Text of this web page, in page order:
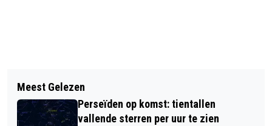
AEX OPENT FRACTIE LAGER
‘STARTER MOET FERM PUTTEN UIT
EIGEN MIDDELEN’
Meest Gelezen
Perseïden op komst: tientallen
vallende sterren per uur te zien